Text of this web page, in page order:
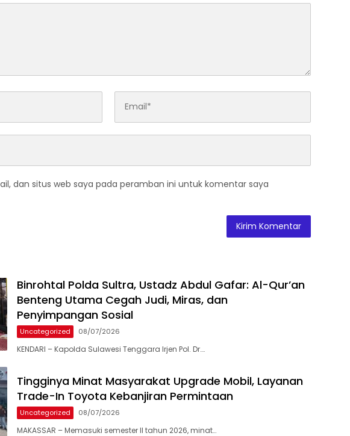
dan situs web saya pada peramban ini untuk komentar saya
Binrohtal Polda Sultra, Ustadz Abdul Gafar: Al-Qur’an
Benteng Utama Cegah Judi, Miras, dan
Penyimpangan Sosial
Uncategorized 08/07/2026
KENDARI – Kapolda Sulawesi Tenggara Irjen Pol. Dr….
Tingginya Minat Masyarakat Upgrade Mobil, Layanan
Trade-In Toyota Kebanjiran Permintaan
Uncategorized 08/07/2026
MAKASSAR – Memasuki semester II tahun 2026, minat…